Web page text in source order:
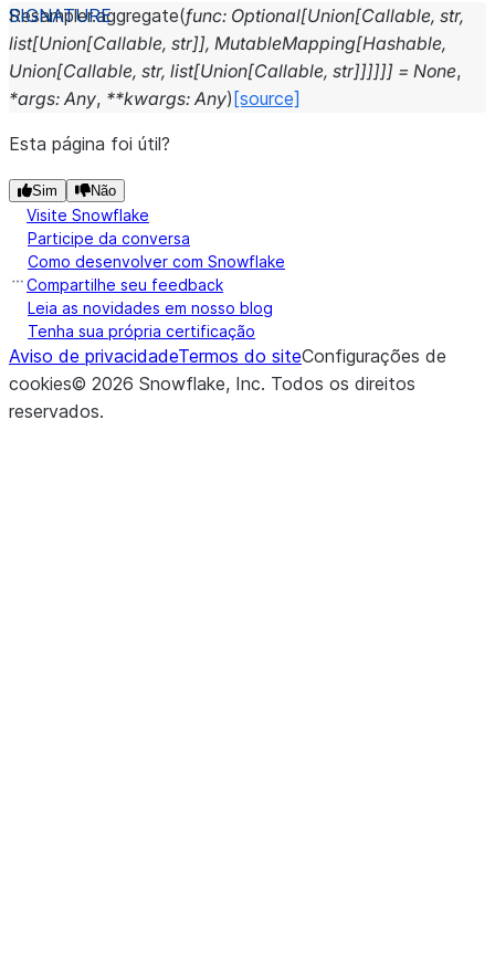
Resampler.aggregate(func: Optional[Union[Callable, str,
list[Union[Callable, str]], MutableMapping[Hashable,
Union[Callable, str, list[Union[Callable, str]]]]]] = None,
*args: Any, **kwargs: Any) [source]
Esta página foi útil?
Sim Não
Visite Snowflake
Participe da conversa
Como desenvolver com Snowflake
Compartilhe seu feedback
Leia as novidades em nosso blog
Tenha sua própria certificação
Aviso de privacidadeTermos do siteConfigurações de
cookies© 2026 Snowflake, Inc. Todos os direitos
reservados.